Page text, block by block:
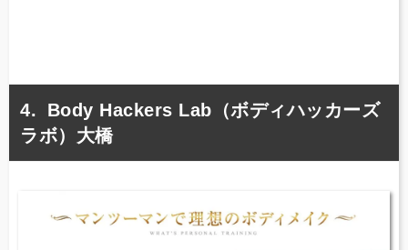
Body Hackers Lab（ボディハッカーズ
ラボ）大橋